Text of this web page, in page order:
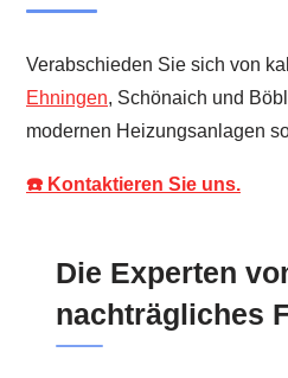
Verabschieden Sie sich von
Ehningen, Schönaich und
modernen Heizungsanlagen
☎️ Kontaktieren Sie uns.
Die Experten
nachträgliches